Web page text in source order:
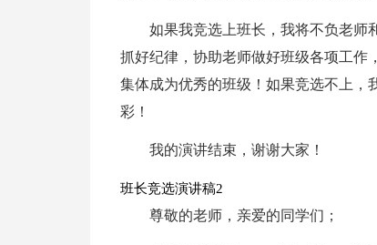
如果我竞选上班长，我将不负老师
抓好纪律，协助老师做好班级各项工作
集体成为优秀的班级！如果竞选不上，
彩！
我的演讲结束，谢谢大家！
班长竞选演讲稿2
尊敬的老师，亲爱的同学们；